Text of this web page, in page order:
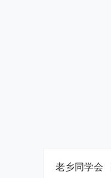
老乡同学会